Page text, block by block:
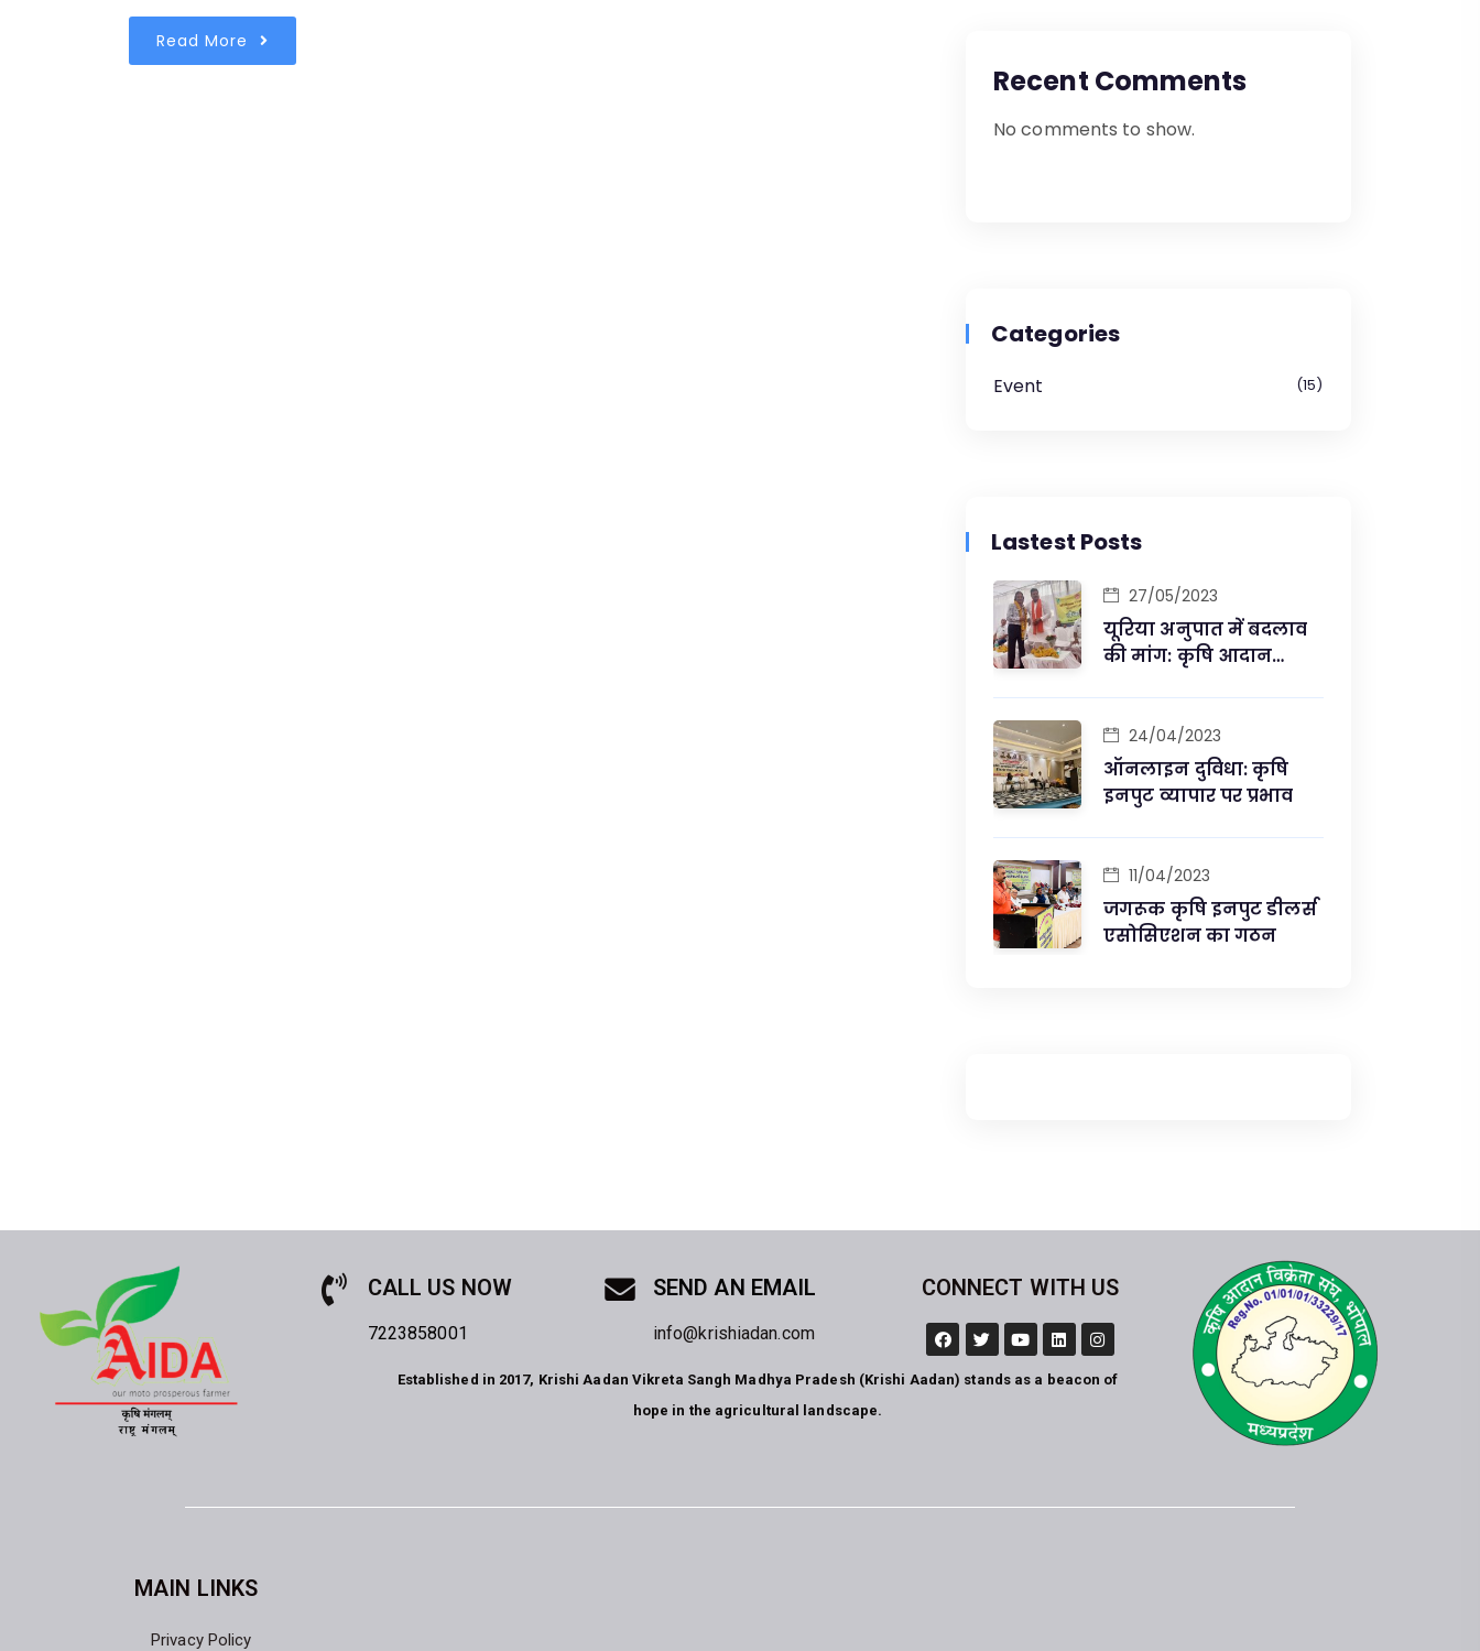
Read More
Recent Comments
No comments to show.
Categories
Event 15
Lastest Posts
यूरिया अनुपात में बदलाव
की मांग: कृषि आदान
27/05/2023
ऑनलाइन दुविधा: कृषि
इनपुट व्यापार पर प्रभाव
24/04/2023
जगरूक कृषि इनपुट डीलर्स
एसोसिएशन का गठन
11/04/2023
CALL US NOW
7223858001
SEND AN EMAIL
info@krishiadan.com
CONNECT WITH US
Established in 2017, Krishi Aadan Vikreta Sangh Madhya Pradesh (Krishi Aadan) stands as a beacon of
hope in the agricultural landscape.
MAIN LINKS
Privacy Policy